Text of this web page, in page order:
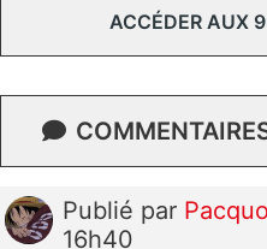
ACCÉDER AUX
Publié par
16h40